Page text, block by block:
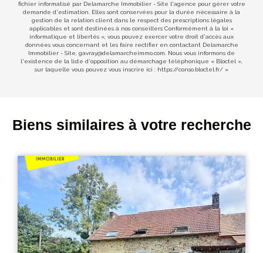
fichier informatisé par Delamarche Immobilier - Site l'agence pour gérer votre
demande d'estimation. Elles sont conservées pour la durée nécessaire à la
gestion de la relation client dans le respect des prescriptions légales
applicables et sont destinées à nos conseillers Conformément à la loi «
informatique et libertés », vous pouvez exercer votre droit d'accès aux
données vous concernant et les faire rectifier en contactant Delamarche
Immobilier - Site, gavray@delamarcheimmo.com. Nous vous informons de
l'existence de la liste d'opposition au démarchage téléphonique « Bloctel »,
sur laquelle vous pouvez vous inscrire ici : https://conso.bloctel.fr/ »
Biens similaires à votre recherche